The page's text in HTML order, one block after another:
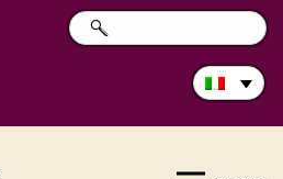
Cerca
nel
RICERCA